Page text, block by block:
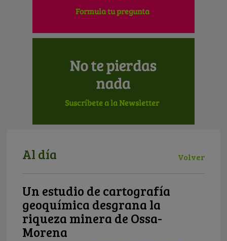
Al día Volver
Un estudio de cartografía
geoquímica desgrana la
riqueza minera de Ossa-
Morena